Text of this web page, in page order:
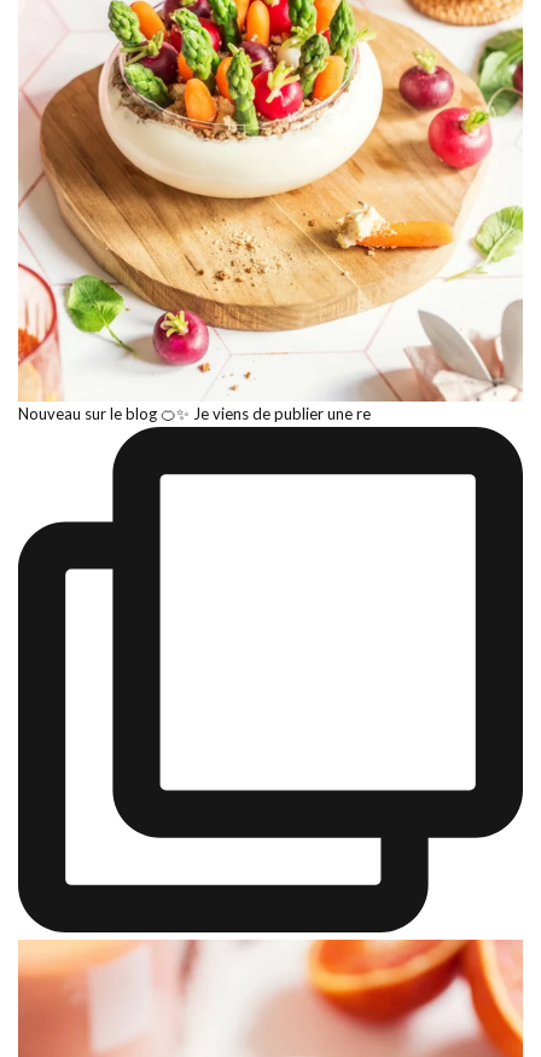
Nouveau sur le blog 🍊✨ Je viens de publier une re